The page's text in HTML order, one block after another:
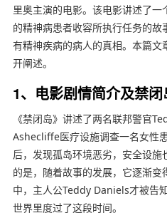
里奥主演的电影。该电影讲述了
的精神病患者收容所执行任务的
有精神疾病的病人的真相。本篇
开阐述。
1、电影剧情简介及禁
《禁闭岛》讲述了两名联邦警官
Ashecliffe医疗设施调查一名女性
后，发现孤岛环境恶劣，安全设
的是，随着故事的发展，它逐渐
中，主人公Teddy Daniels才被告
世界里度过了这段时间。